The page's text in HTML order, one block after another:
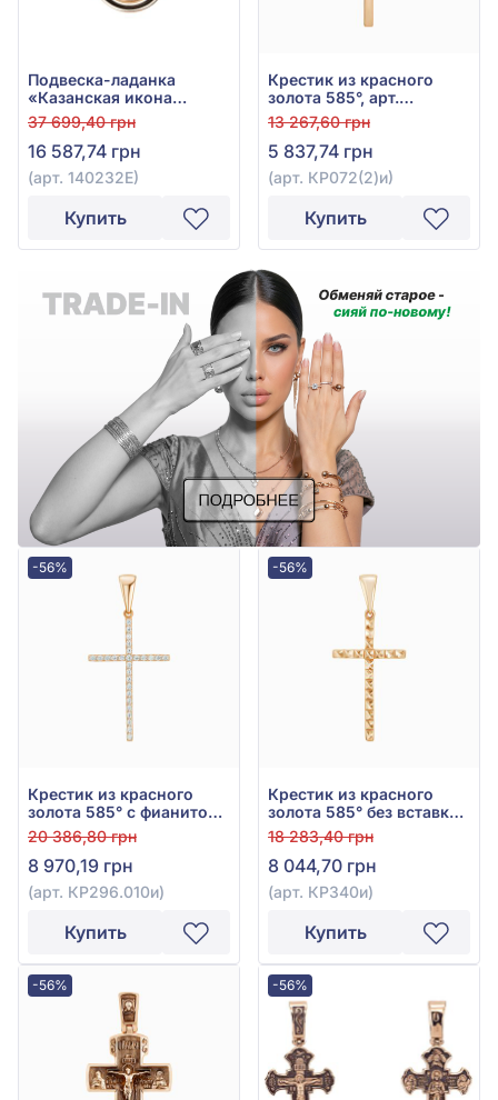
Подвеска-ладанка
«Казанская икона
Божией Матери» из
красного золота 585° с
чёрной эмалью, арт.
140232Е
37 699,40 грн
16 587,74 грн
(арт. 140232Е)
Купить
Крестик из красного
золота 585°, арт.
КР072(2)и
13 267,60 грн
5 837,74 грн
(арт. КР072(2)и)
Купить
-56%
Крестик из красного
золота 585° с фианитом,
арт. КР296.010и
20 386,80 грн
8 970,19 грн
(арт. КР296.010и)
Купить
-56%
Крестик из красного
золота 585° без вставки,
арт. КР340и
18 283,40 грн
8 044,70 грн
(арт. КР340и)
Купить
-56% -56%